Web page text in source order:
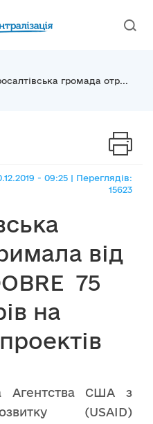
громада отр...
- 09:25 | Переглядів:
15623
від
75
на
Агентства США з
(USAID)